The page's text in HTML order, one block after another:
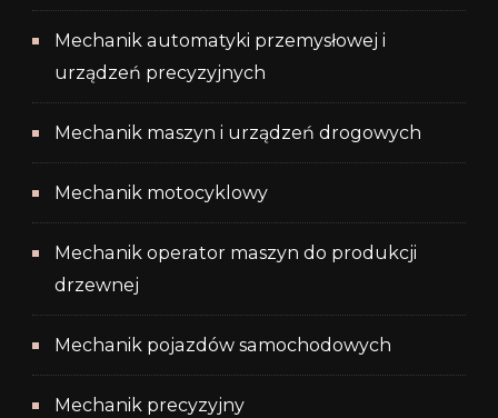
Mechanik automatyki przemysłowej i
urządzeń precyzyjnych
Mechanik maszyn i urządzeń drogowych
Mechanik motocyklowy
Mechanik operator maszyn do produkcji
drzewnej
Mechanik pojazdów samochodowych
Mechanik precyzyjny